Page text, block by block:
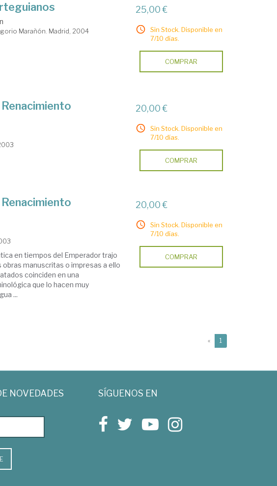
Marañón. Madrid, 2004
25,00 €
Sin Stock. Disponible en
7/10 días.
COMPRAR
20,00 €
Sin Stock. Disponible en
7/10 días.
COMPRAR
en tiempos del Emperador trajo
manuscritas o impresas a ello
coinciden en una
que lo hacen muy
...
20,00 €
Sin Stock. Disponible en
7/10 días.
COMPRAR
« 1
NOVEDADES SÍGUENOS EN